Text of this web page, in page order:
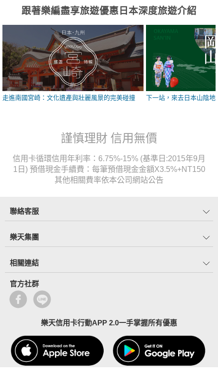
跟著樂編盡享旅遊優惠日本深度旅遊介紹
走進南國宮崎：文化遺產與壯麗風景的完美碰撞 下一站，來去日本山陰地
謹慎理財 信用無價
信用卡循環信用年利率：6.75%-15% (基準日:2015年9月
1日) 預借現金手續費：每筆預借現金金額X3.5%+NT150
其他相關費率依本公司網站公告
聯絡客服
樂天集團
相關連結
官方社群
樂天信用卡行動APP 2.0一手掌握所有優惠